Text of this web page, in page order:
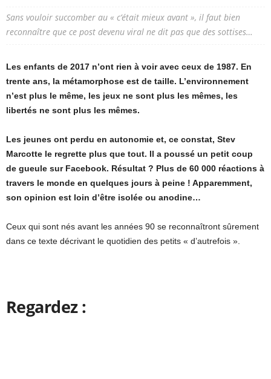
Sans vouloir succomber au « c’était mieux avant », il faut bien
reconnaître que ce post devenu viral ne dit pas que des sottises…
Les enfants de 2017 n’ont rien à voir avec ceux de 1987. En
trente ans, la métamorphose est de taille. L’environnement
n’est plus le même, les jeux ne sont plus les mêmes, les
libertés ne sont plus les mêmes.
Les jeunes ont perdu en autonomie et, ce constat, Stev
Marcotte le regrette plus que tout. Il a poussé un petit coup
de gueule sur Facebook. Résultat ? Plus de 60 000 réactions à
travers le monde en quelques jours à peine ! Apparemment,
son opinion est loin d’être isolée ou anodine…
Ceux qui sont nés avant les années 90 se reconnaîtront sûrement
dans ce texte décrivant le quotidien des petits « d’autrefois ».
Regardez :